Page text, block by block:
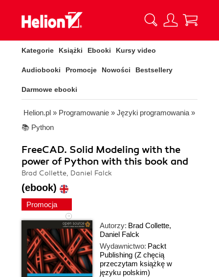
Kategorie Książki Ebooki Kursy video
Audiobooki Promocje Nowości Bestsellery
Darmowe ebooki
Helion.pl » Programowanie » Języki programowania »
📚 Python
FreeCAD. Solid Modeling with the
power of Python with this book and
Brad Collette, Daniel Falck
(ebook)
Promocja
Autorzy: Brad Collette,
Daniel Falck
Wydawnictwo: Packt
Publishing (Z chęcią
przeczytam książkę w
języku polskim)